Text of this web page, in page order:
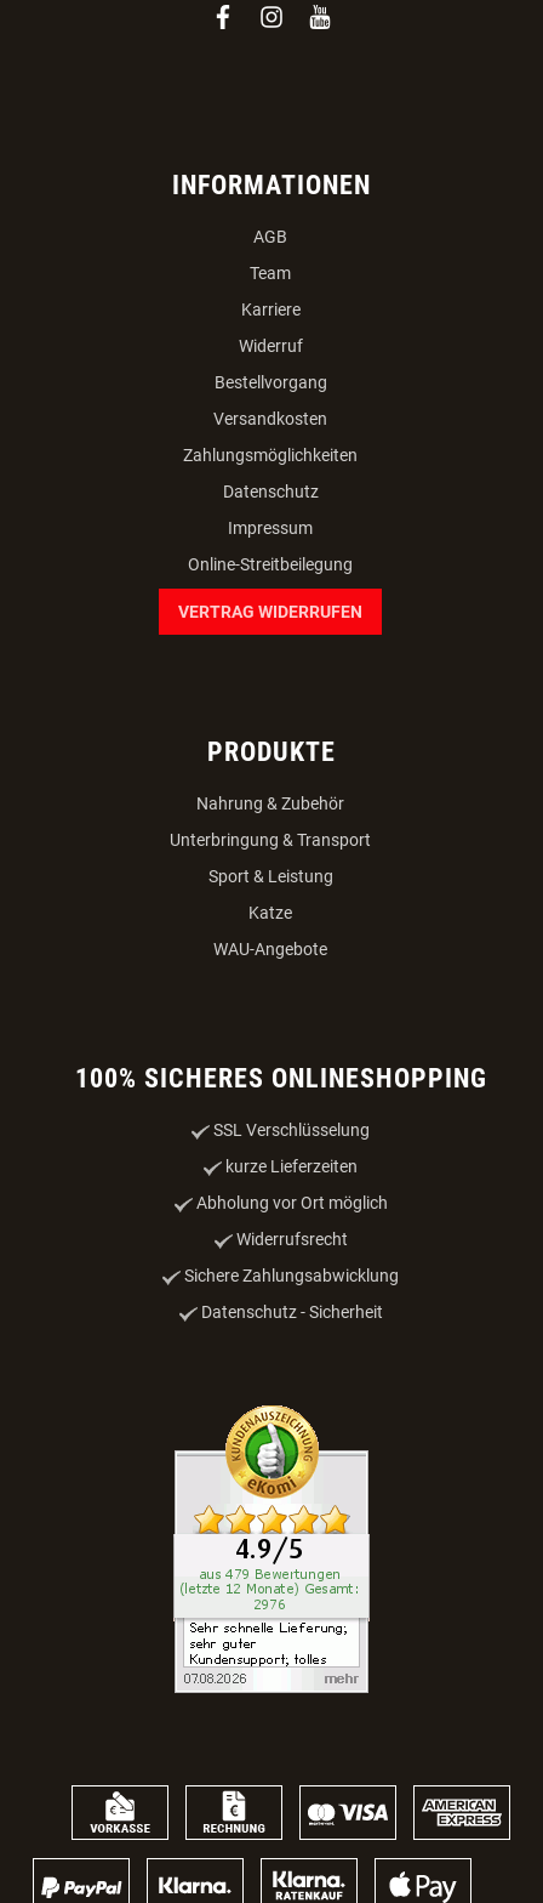
facebook
instagram
youtube
INFORMATIONEN
AGB
Team
Karriere
Widerruf
Bestellvorgang
Versandkosten
Zahlungsmöglichkeiten
Datenschutz
Impressum
Online-Streitbeilegung
VERTRAG WIDERRUFEN
PRODUKTE
Nahrung & Zubehör
Unterbringung & Transport
Sport & Leistung
Katze
WAU-Angebote
100% SICHERES ONLINESHOPPING
SSL Verschlüsselung
kurze Lieferzeiten
Abholung vor Ort möglich
Widerrufsrecht
Sichere Zahlungsabwicklung
Datenschutz - Sicherheit